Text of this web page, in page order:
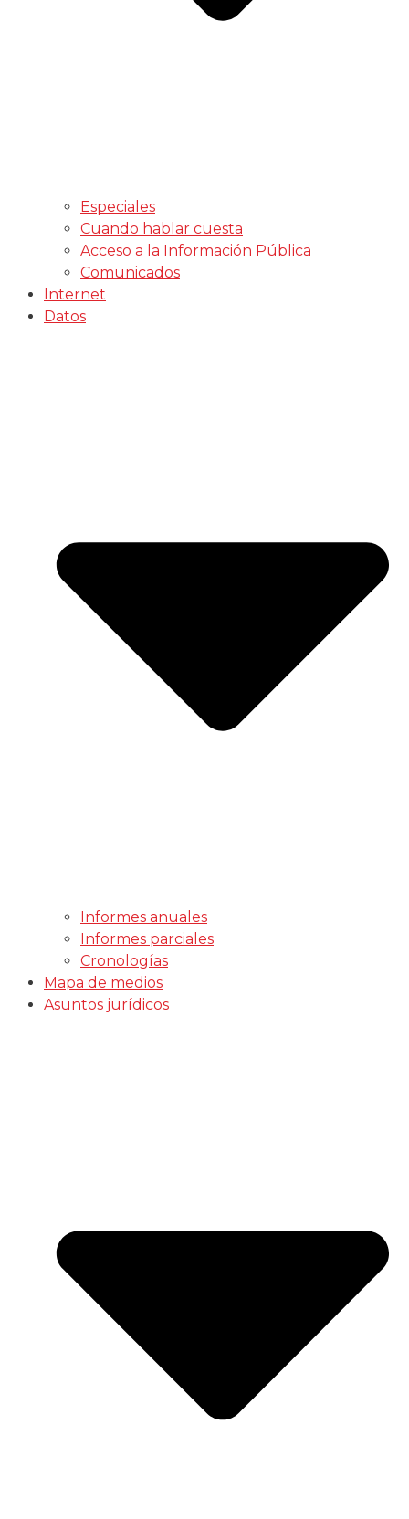
Especiales
Cuando hablar cuesta
Acceso a la Información Pública
Comunicados
Internet
Datos
Informes anuales
Informes parciales
Cronologías
Mapa de medios
Asuntos jurídicos